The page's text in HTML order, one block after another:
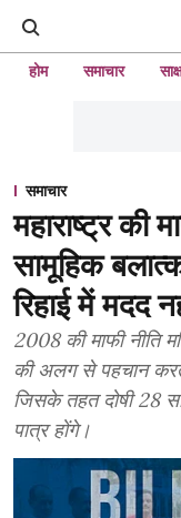
होम समाचार
समाचार
महाराष्ट्र की
सामूहिक
रिहाई में मदद
2008 की माफी नीति
की अलग से पहचान
जिसके तहत दोषी 28
पात्र होंगे।